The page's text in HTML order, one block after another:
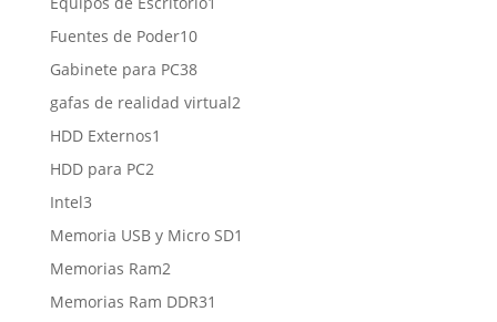
Fuentes de Poder1010
productos
Gabinete para PC3838
productos
gafas de realidad virtual22
HDD Externos1
HDD para PC22
Intel33
productos
Memoria USB y Micro SD1
Memorias Ram22
productos
Memorias Ram DDR31